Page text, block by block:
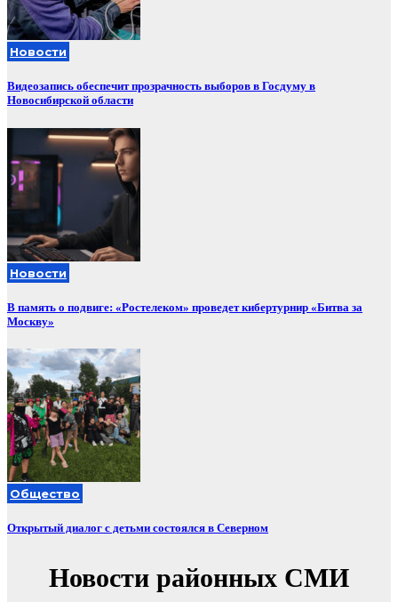
Новости
Видеозапись обеспечит прозрачность выборов в Госдуму в
Новосибирской области
Новости
В память о подвиге: «Ростелеком» проведет кибертурнир «Битва за
Москву»
Общество
Открытый диалог с детьми состоялся в Северном